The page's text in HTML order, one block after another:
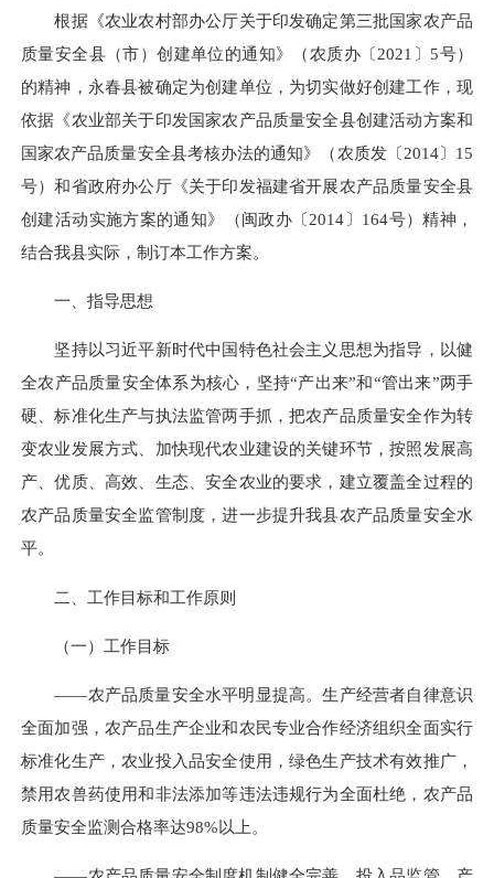
根据《农业农村部办公厅关于印发确定第三批国家农产品
质量安全县（市）创建单位的通知》（农质办〔2021 〕 5号）
的精神，永春县被确定为创建单位， 为切实做好创建工作，现
依据 《农业部关于印发国家农产品质量安全县创建活动方案和
国家农产品质量安全县考核办法的通知》（农质发〔2014〕 15
号）和省政府办公厅《关于印发福建省开展农产品质量安全县
创建活动实施方案的通知》（闽政办 〔2014〕 164号）精神，
结合我县实际，制订本工作方案。
一、指导思想
坚持以习近平新时代中国特色社会主义思想为指导， 以健
全农产品质量安全体系为核心，坚持“产出来”和“管出来”两手
硬、标准化生产与执法监管两手抓，把农产品质量安全作为转
变农业发展方式、加快现代农业建设的关键环节，按照发展高
产、优质、高效、生态、安全农业的要求，建立覆盖全过程的
农产品质量安全监管制度，进一步提升我县农产品质量安全水
平。
二、工作目标和工作原则
（一）工作目标
——农产品质量安全水平明显提高。生产经营者自律意识
全面加强，农产品生产企业和农民专业合作经济组织全面实行
标准化生产，农业投入品安全使用，绿色生产技术有效推广，
禁用农兽药使用和非法添加等违法违规行为全面杜绝， 农产品
质量安全监测合格率达98%以上。